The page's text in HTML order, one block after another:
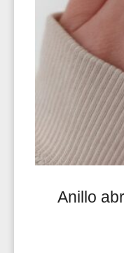
Anillo